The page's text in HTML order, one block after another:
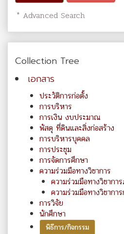
* Advanced Search
Collection Tree
เอกสาร
ประวัติการก่อตั้ง
การบริหาร
การเงิน งบประมาณ
พัสดุ ที่ดินและสิ่งก่อสร้าง
การบริหารบุคคล
การประชุม
การจัดการศึกษา
ความร่วมมือทางวิชาการ
ความร่วมมือทางวิชากา
ความร่วมมือทางวิชากา
การวิจัย
นักศึกษา
พิธีการ/กิจกรรม